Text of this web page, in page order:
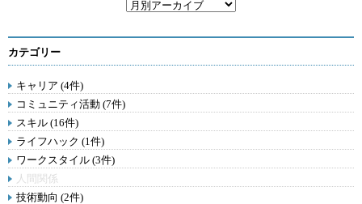
カテゴリー
キャリア (4件)
コミュニティ活動 (7件)
スキル (16件)
ライフハック (1件)
ワークスタイル (3件)
人間関係
技術動向 (2件)